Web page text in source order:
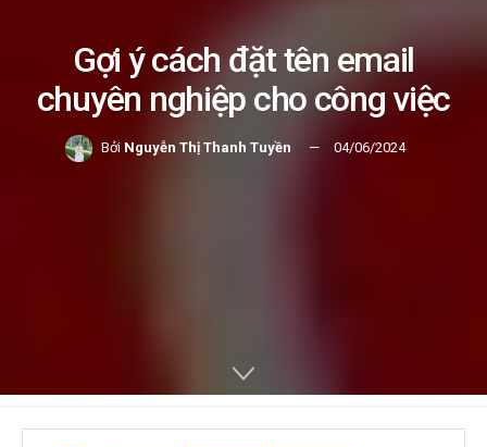
Gợi ý cách đặt tên email
chuyên nghiệp cho công việc
Bởi Nguyễn Thị Thanh Tuyền 04/06/2024